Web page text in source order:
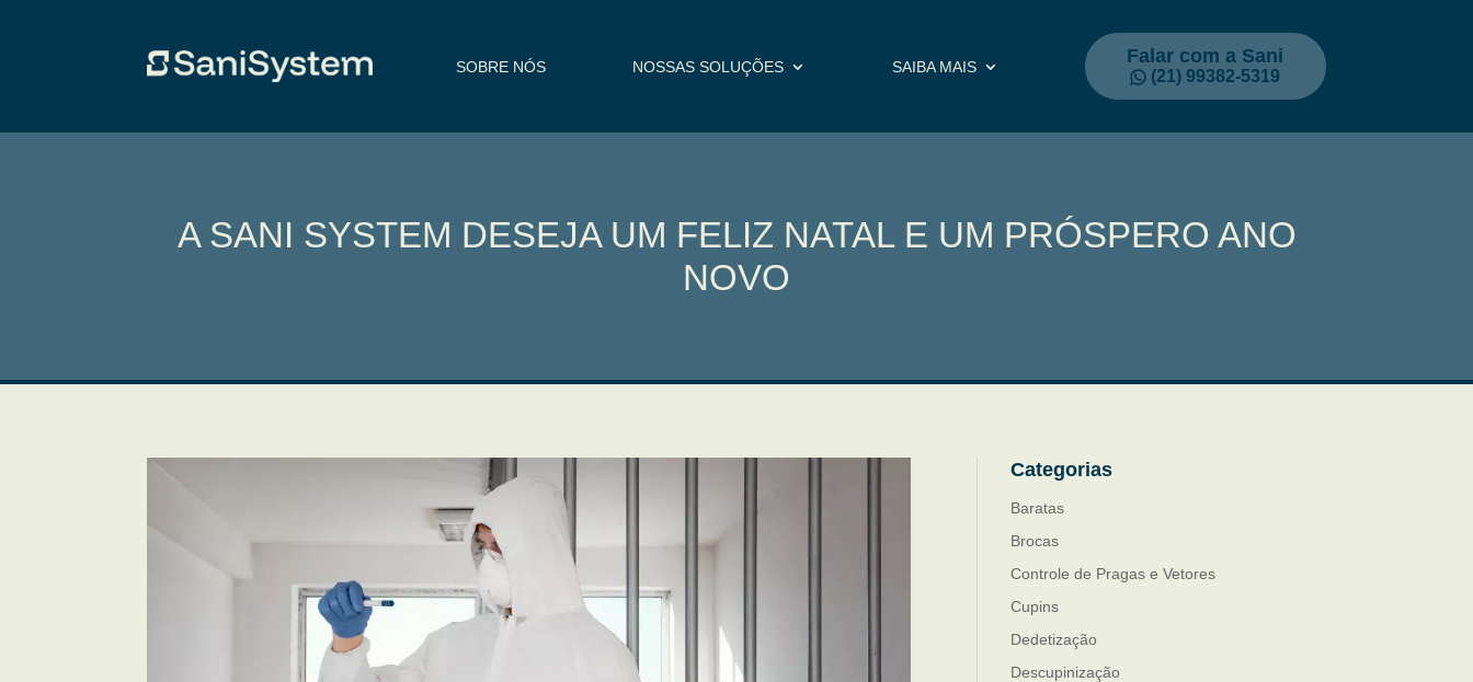
SOBRE NÓS NOSSAS SOLUÇÕES SAIBA MAIS Falar com a Sani
(21) 99382-5319
A SANI SYSTEM DESEJA UM FELIZ NATAL E UM PRÓSPERO ANO
NOVO
Categorias
Baratas
Brocas
Controle de Pragas e Vetores
Cupins
Dedetização
Descupinização